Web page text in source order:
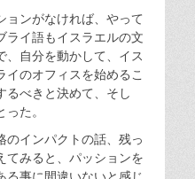
ョンがなければ、やって
ライ語もイスラエルの文
、自分を動かして、イス
のオフィスを始めるこ
るべきと決めて、そし
た。
のインパクトの話、残っ
みると、 パッションを